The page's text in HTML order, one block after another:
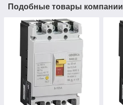
Подобные товары компании